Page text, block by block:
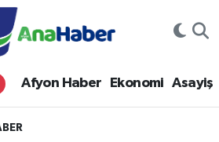
Afyon Haber Ekonomi Asayiş
Nöbetçi Eczaneler
Durumu